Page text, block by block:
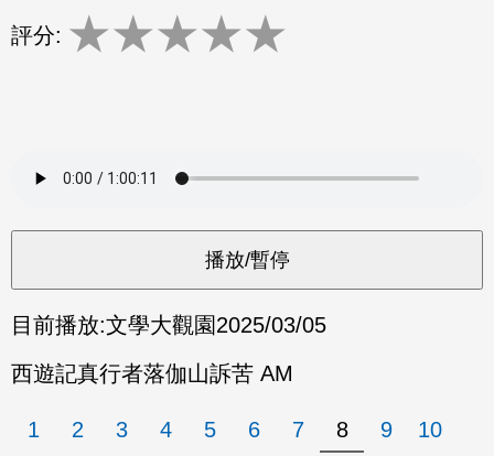
評分: ★★★★★
目前播放:文學大觀園2025/03/05
西遊記真行者落伽山訴苦 AM
1 2 3 4 5 6 7 8 9 10